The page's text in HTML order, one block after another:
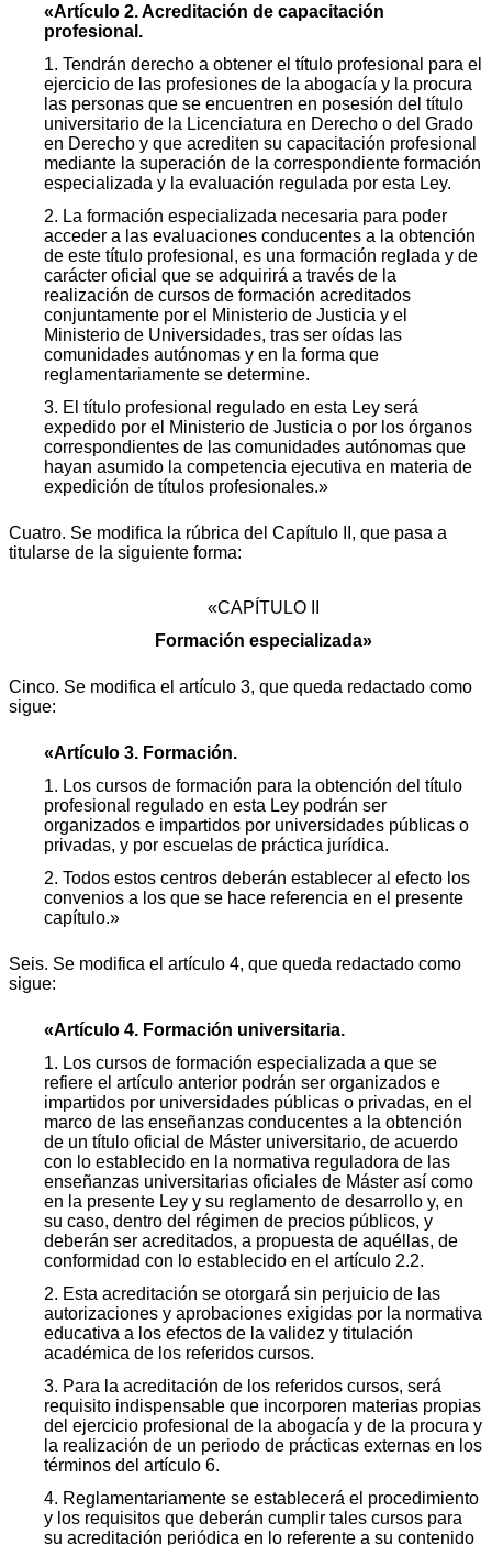
«Artículo 2. Acreditación de capacitación
profesional.
1. Tendrán derecho a obtener el título profesional para el
ejercicio de las profesiones de la abogacía y la procura
las personas que se encuentren en posesión del título
universitario de la Licenciatura en Derecho o del Grado
en Derecho y que acrediten su capacitación profesional
mediante la superación de la correspondiente formación
especializada y la evaluación regulada por esta Ley.
2. La formación especializada necesaria para poder
acceder a las evaluaciones conducentes a la obtención
de este título profesional, es una formación reglada y de
carácter oficial que se adquirirá a través de la
realización de cursos de formación acreditados
conjuntamente por el Ministerio de Justicia y el
Ministerio de Universidades, tras ser oídas las
comunidades autónomas y en la forma que
reglamentariamente se determine.
3. El título profesional regulado en esta Ley será
expedido por el Ministerio de Justicia o por los órganos
correspondientes de las comunidades autónomas que
hayan asumido la competencia ejecutiva en materia de
expedición de títulos profesionales.»
Cuatro. Se modifica la rúbrica del Capítulo II, que pasa a
titularse de la siguiente forma:
«CAPÍTULO II
Formación especializada»
Cinco. Se modifica el artículo 3, que queda redactado como
sigue:
«Artículo 3. Formación.
1. Los cursos de formación para la obtención del título
profesional regulado en esta Ley podrán ser
organizados e impartidos por universidades públicas o
privadas, y por escuelas de práctica jurídica.
2. Todos estos centros deberán establecer al efecto los
convenios a los que se hace referencia en el presente
capítulo.»
Seis. Se modifica el artículo 4, que queda redactado como
sigue:
«Artículo 4. Formación universitaria.
1. Los cursos de formación especializada a que se
refiere el artículo anterior podrán ser organizados e
impartidos por universidades públicas o privadas, en el
marco de las enseñanzas conducentes a la obtención
de un título oficial de Máster universitario, de acuerdo
con lo establecido en la normativa reguladora de las
enseñanzas universitarias oficiales de Máster así como
en la presente Ley y su reglamento de desarrollo y, en
su caso, dentro del régimen de precios públicos, y
deberán ser acreditados, a propuesta de aquéllas, de
conformidad con lo establecido en el artículo 2.2.
2. Esta acreditación se otorgará sin perjuicio de las
autorizaciones y aprobaciones exigidas por la normativa
educativa a los efectos de la validez y titulación
académica de los referidos cursos.
3. Para la acreditación de los referidos cursos, será
requisito indispensable que incorporen materias propias
del ejercicio profesional de la abogacía y de la procura y
la realización de un periodo de prácticas externas en los
términos del artículo 6.
4. Reglamentariamente se establecerá el procedimiento
y los requisitos que deberán cumplir tales cursos para
su acreditación periódica en lo referente a su contenido